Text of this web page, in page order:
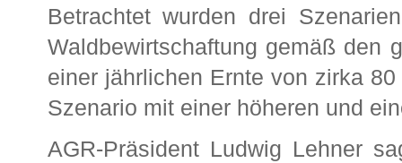
Betrachtet wurden drei
Waldbewirtschaftung gemäß den
einer jährlichen Ernte von zirka
Szenario mit einer höheren und
AGR-Präsident Ludwig Lehner